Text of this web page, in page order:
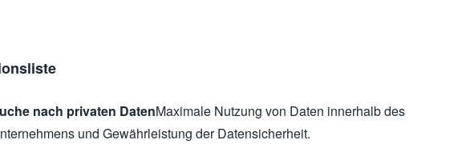
nach privaten DatenMaximale Nutzung von Daten innerhalb des
und Gewährleistung der Datensicherheit.